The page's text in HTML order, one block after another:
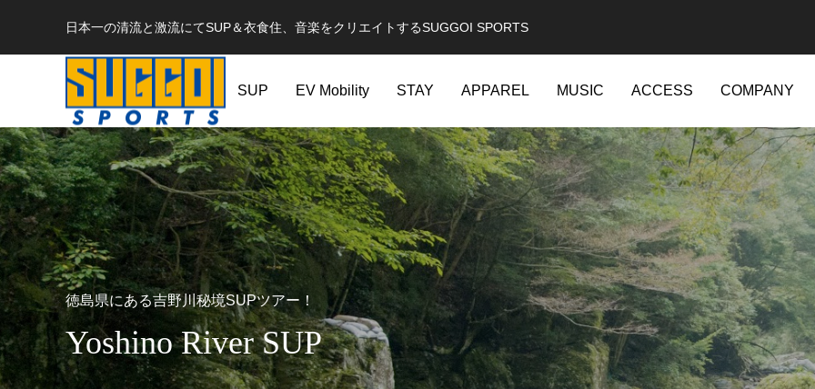
日本一の清流と激流にてSUP＆衣食住、音楽をクリエイトするSUGGOI SPORTS
SUP EV Mobility STAY APPAREL MUSIC ACCESS COMPANY
徳島県にある吉野川秘境SUPツアー！
Yoshino River SUP